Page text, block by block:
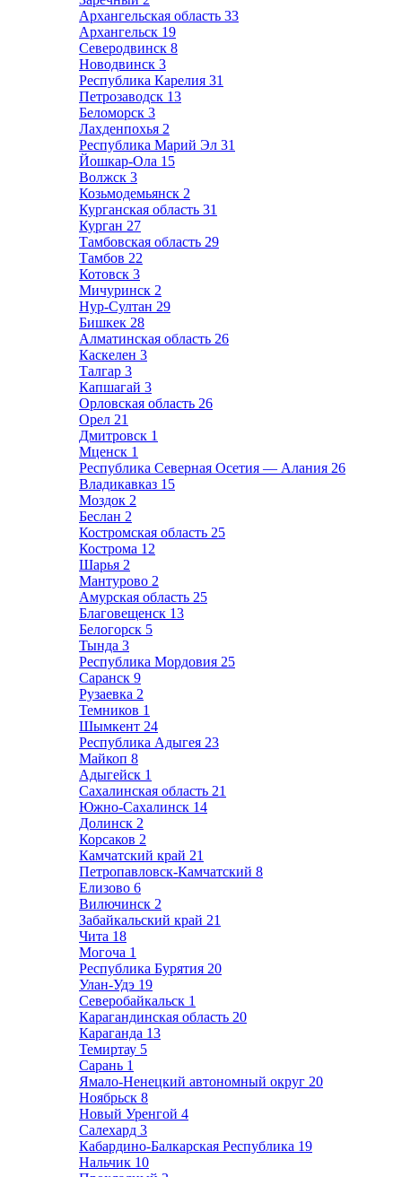
Архангельская область 33
Архангельск 19
Северодвинск 8
Новодвинск 3
Республика Карелия 31
Петрозаводск 13
Беломорск 3
Лахденпохья 2
Республика Марий Эл 31
Йошкар-Ола 15
Волжск 3
Козьмодемьянск 2
Курганская область 31
Курган 27
Тамбовская область 29
Тамбов 22
Котовск 3
Мичуринск 2
Нур-Султан 29
Бишкек 28
Алматинская область 26
Каскелен 3
Талгар 3
Капшагай 3
Орловская область 26
Орел 21
Дмитровск 1
Мценск 1
Республика Северная Осетия — Алания 26
Владикавказ 15
Моздок 2
Беслан 2
Костромская область 25
Кострома 12
Шарья 2
Мантурово 2
Амурская область 25
Благовещенск 13
Белогорск 5
Тында 3
Республика Мордовия 25
Саранск 9
Рузаевка 2
Темников 1
Шымкент 24
Республика Адыгея 23
Майкоп 8
Адыгейск 1
Сахалинская область 21
Южно-Сахалинск 14
Долинск 2
Корсаков 2
Камчатский край 21
Петропавловск-Камчатский 8
Елизово 6
Вилючинск 2
Забайкальский край 21
Чита 18
Могоча 1
Республика Бурятия 20
Улан-Удэ 19
Северобайкальск 1
Карагандинская область 20
Караганда 13
Темиртау 5
Сарань 1
Ямало-Ненецкий автономный округ 20
Ноябрьск 8
Новый Уренгой 4
Салехард 3
Кабардино-Балкарская Республика 19
Нальчик 10